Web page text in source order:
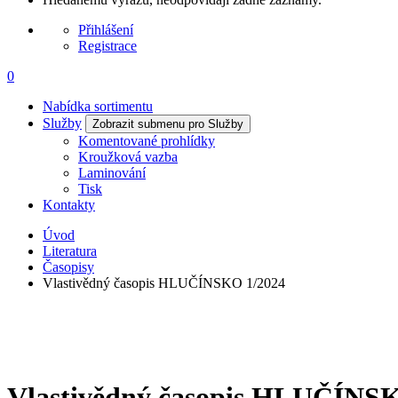
Přihlášení
Registrace
0
Nabídka sortimentu
Služby
Zobrazit submenu pro Služby
Komentované prohlídky
Kroužková vazba
Laminování
Tisk
Kontakty
Úvod
Literatura
Časopisy
Vlastivědný časopis HLUČÍNSKO 1/2024